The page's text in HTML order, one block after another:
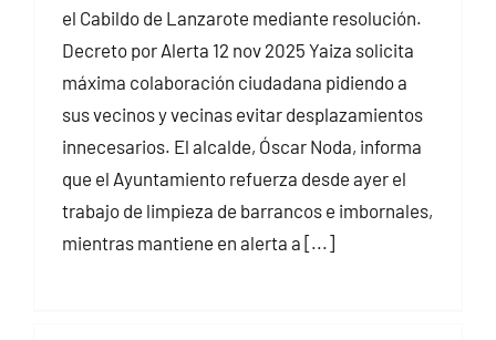
el Cabildo de Lanzarote mediante resolución.
Decreto por Alerta 12 nov 2025 Yaiza solicita
máxima colaboración ciudadana pidiendo a
sus vecinos y vecinas evitar desplazamientos
innecesarios. El alcalde, Óscar Noda, informa
que el Ayuntamiento refuerza desde ayer el
trabajo de limpieza de barrancos e imbornales,
mientras mantiene en alerta a [...]